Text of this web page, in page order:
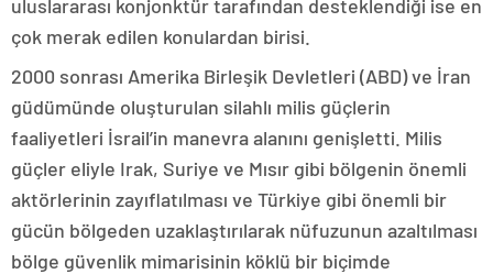
uluslararası konjonktür tarafından desteklendiği ise en
çok merak edilen konulardan birisi.
2000 sonrası Amerika Birleşik Devletleri (ABD) ve İran
güdümünde oluşturulan silahlı milis güçlerin
faaliyetleri İsrail’in manevra alanını genişletti. Milis
güçler eliyle Irak, Suriye ve Mısır gibi bölgenin önemli
aktörlerinin zayıflatılması ve Türkiye gibi önemli bir
gücün bölgeden uzaklaştırılarak nüfuzunun azaltılması
bölge güvenlik mimarisinin köklü bir biçimde